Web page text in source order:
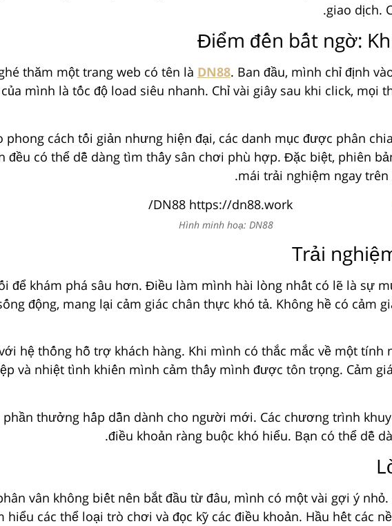
giao dịch.
Điểm đến bất ngờ:
thăm một trang web có tên là DN88. Ban đầu, mình chỉ định
mình là tốc độ load siêu nhanh. Chỉ vài giây sau khi click, mọi
phong cách tối giản nhưng hiện đại, các danh mục được phân
đều có thể dễ dàng tìm thấy sân chơi phù hợp. Đặc biệt, phiên
mái trải nghiệm ngay
Hình minh hoạ: DN88
Trải
để khám phá sâu hơn. Điều làm mình hài lòng nhất có lẽ là sự
động, mang lại cảm giác chân thực khó tả. Không hề có cảm
hệ thống hỗ trợ khách hàng. Khi mình có thắc mắc về một
và nhiệt tình khiến mình cảm thấy mình được tôn trọng. Cảm
thưởng hấp dẫn dành cho người mới. Các chương trình
điều khoản ràng buộc khó hiểu. Bạn có thể dễ
vân không biết nên bắt đầu từ đâu, mình có một vài gợi ý
các thể loại trò chơi và đọc kỹ các điều khoản. Hầu hết các